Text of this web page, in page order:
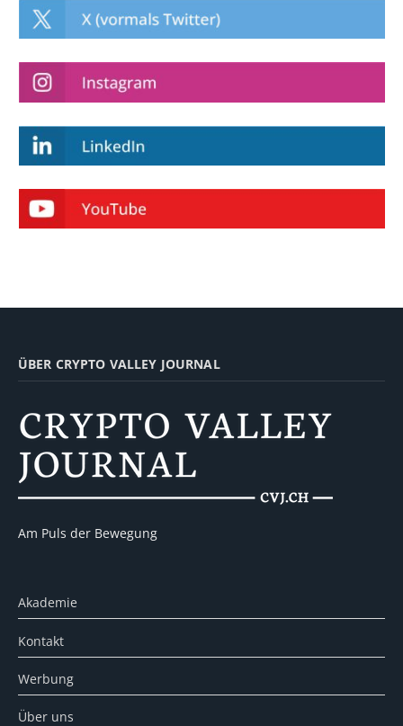
ÜBER CRYPTO VALLEY JOURNAL
Am Puls der Bewegung
Akademie
Kontakt
Werbung
Über uns